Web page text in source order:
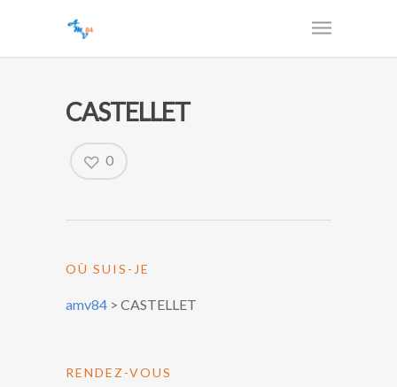
CASTELLET
0
OÙ SUIS-JE
amv84 > CASTELLET
RENDEZ-VOUS